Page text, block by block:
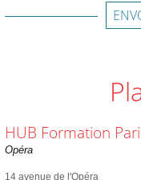
HUB Formation
Opéra
14 avenue de l'Opéra